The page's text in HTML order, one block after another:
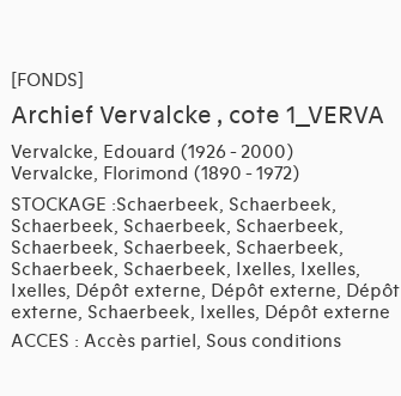
[FONDS]
Archief Vervalcke , cote 1_VERVA
Vervalcke, Edouard (1926 - 2000)
Vervalcke, Florimond (1890 - 1972)
STOCKAGE :Schaerbeek, Schaerbeek,
Schaerbeek, Schaerbeek, Schaerbeek,
Schaerbeek, Schaerbeek, Schaerbeek,
Schaerbeek, Schaerbeek, Ixelles, Ixelles,
Ixelles, Dépôt externe, Dépôt externe, Dépôt
externe, Schaerbeek, Ixelles, Dépôt externe
ACCES : Accès partiel, Sous conditions